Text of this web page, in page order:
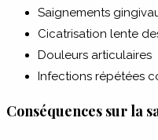
Saignements
Cicatrisation lente
Douleurs articulaires
Infections répétées
Conséquences sur la